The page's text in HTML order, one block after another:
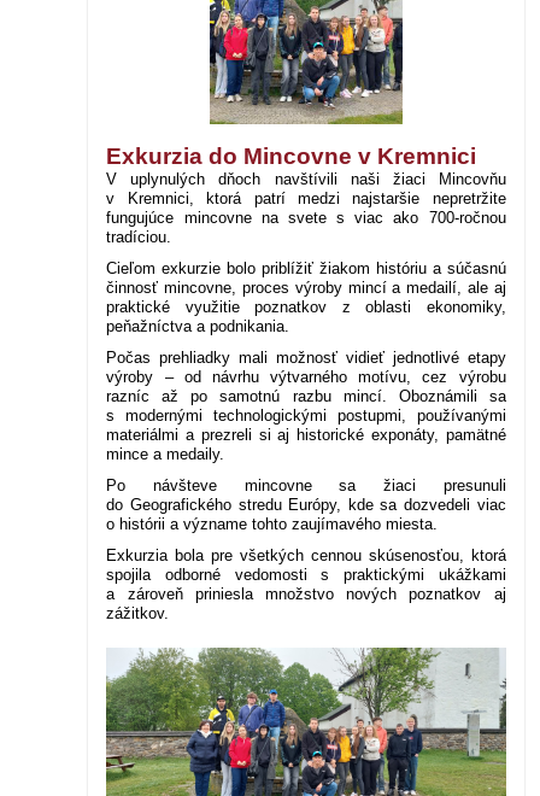
Exkurzia do Mincovne v Kremnici
V uplynulých dňoch navštívili naši žiaci Mincovňu
v Kremnici, ktorá patrí medzi najstaršie nepretržite
fungujúce mincovne na svete s viac ako 700-ročnou
tradíciou.
Cieľom exkurzie bolo priblížiť žiakom históriu a súčasnú
činnosť mincovne, proces výroby mincí a medailí, ale aj
praktické využitie poznatkov z oblasti ekonomiky,
peňažníctva a podnikania.
Počas prehliadky mali možnosť vidieť jednotlivé etapy
výroby – od návrhu výtvarného motívu, cez výrobu
razníc až po samotnú razbu mincí. Oboznámili sa
s modernými technologickými postupmi, používanými
materiálmi a prezreli si aj historické exponáty, pamätné
mince a medaily.
Po návšteve mincovne sa žiaci presunuli
do Geografického stredu Európy, kde sa dozvedeli viac
o histórii a význame tohto zaujímavého miesta.
Exkurzia bola pre všetkých cennou skúsenosťou, ktorá
spojila odborné vedomosti s praktickými ukážkami
a zároveň priniesla množstvo nových poznatkov aj
zážitkov.